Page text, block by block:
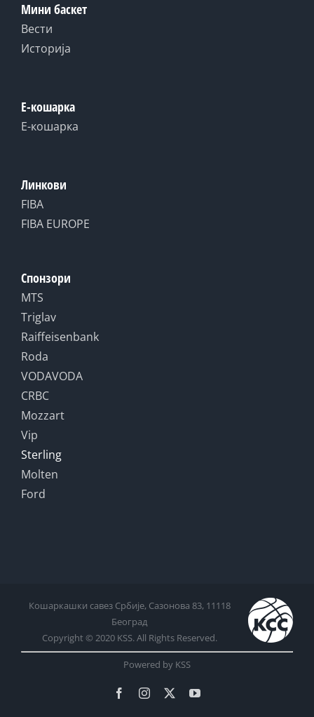
Мини баскет
Вести
Историја
Е-кошарка
Е-кошарка
Линкови
FIBA
FIBA EUROPE
Спонзори
MTS
Triglav
Raiffeisenbank
Roda
VODAVODA
CRBC
Mozzart
Vip
Sterling
Molten
Ford
Кошаркашки савез Србије, Сазонова 83, 11118
Београд
Copyright © 2020 KSS. All Rights Reserved.
Powered by KSS
FacebookInstagram YouTube